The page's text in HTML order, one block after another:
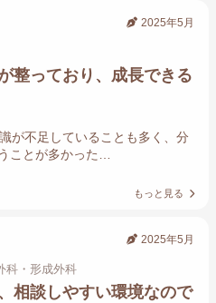
2025年5月
整っており、成長できる
が不足していることも多く、分
ことが多かった…
もっと見る
2025年5月
科・形成外科
相談しやすい環境なので